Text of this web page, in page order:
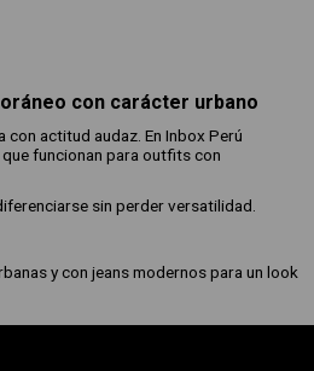
con carácter urbano
con actitud audaz. En Inbox Perú
funcionan para outfits con
sin perder versatilidad.
y con jeans modernos para un look